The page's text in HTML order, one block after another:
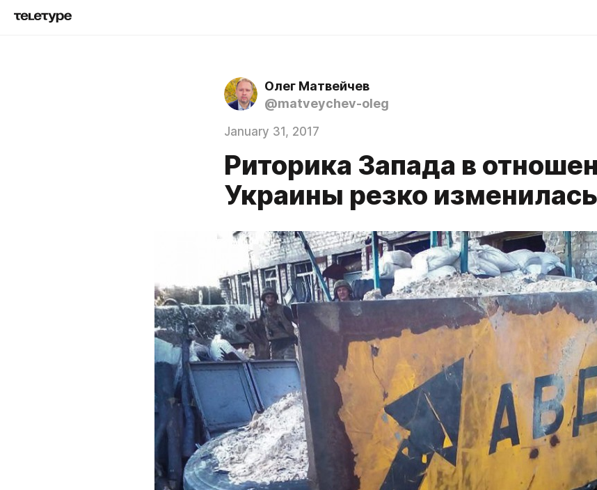
Олег Матвейчев
@matveychev-oleg
January 31, 2017
Риторика Запада в
Украины резко изменилась